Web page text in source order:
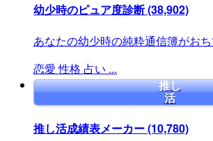
幼少時のピュア度診断(38,902)
あなたの幼少時の純粋通信簿がお
恋愛 性格 占い ...
推し
活
推し活成績表メーカー(10,780)